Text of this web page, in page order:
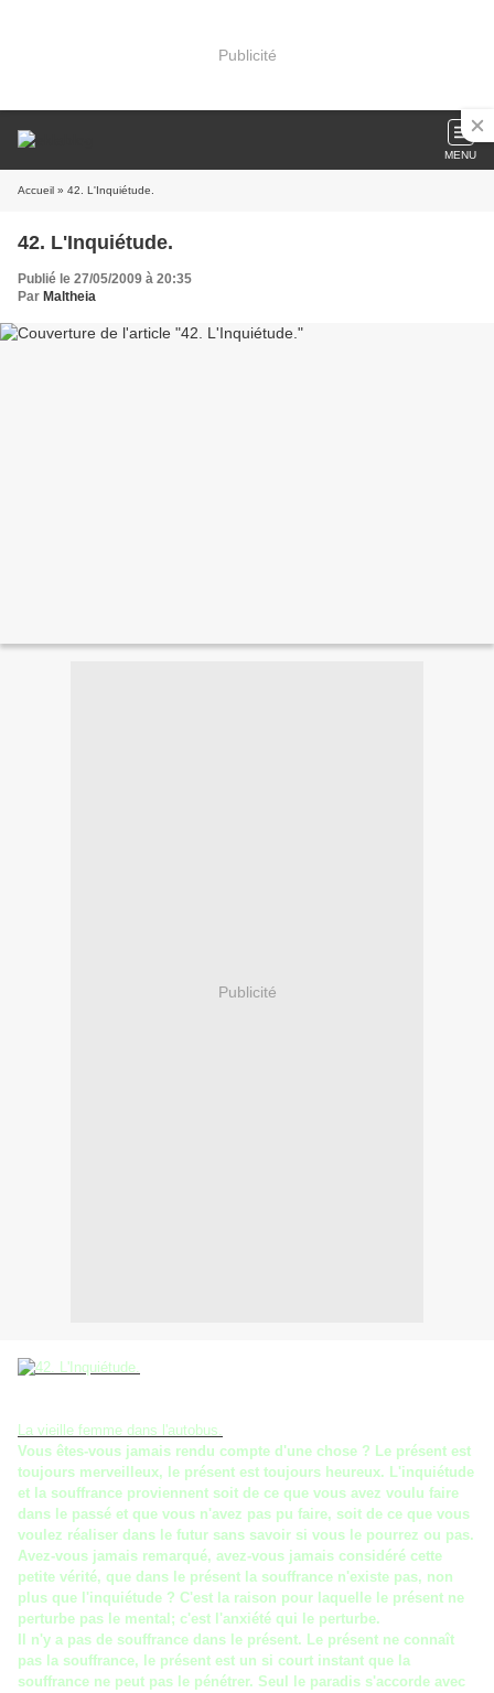
Publicité
MENU
Accueil » 42. L'Inquiétude.
42. L'Inquiétude.
Publié le 27/05/2009 à 20:35
Par Maltheia
Publicité
La vieille femme dans l'autobus.
Vous êtes-vous jamais rendu compte d'une chose ? Le présent est
toujours merveilleux, le présent est toujours heureux. L'inquiétude
et la souffrance proviennent soit de ce que vous avez voulu faire
dans le passé et que vous n'avez pas pu faire, soit de ce que vous
voulez réaliser dans le futur sans savoir si vous le pourrez ou pas.
Avez-vous jamais remarqué, avez-vous jamais considéré cette
petite vérité, que dans le présent la souffrance n'existe pas, non
plus que l'inquiétude ? C'est la raison pour laquelle le présent ne
perturbe pas le mental; c'est l'anxiété qui le perturbe.
Il n'y a pas de souffrance dans le présent. Le présent ne connaît
pas la souffrance, le présent est un si court instant que la
souffrance ne peut pas le pénétrer. Seul le paradis s'accorde avec